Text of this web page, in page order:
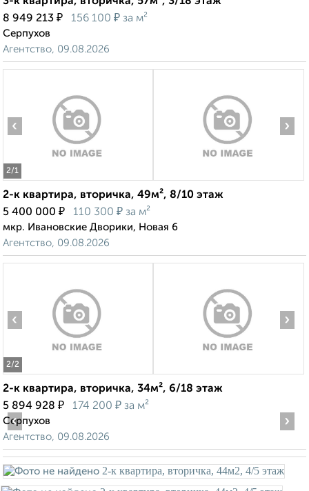
8 949 213 ₽ 156 100 ₽ за м²
Серпухов
Агентство, 09.08.2026
2/1
‹ ›
2-к квартира, вторичка, 49м², 8/10 этаж
5 400 000 ₽ 110 300 ₽ за м²
мкр. Ивановские Дворики, Новая 6
Агентство, 09.08.2026
2/2
‹ ›
2-к квартира, вторичка, 34м², 6/18 этаж
5 894 928 ₽ 174 200 ₽ за м²
Серпухов
Агентство, 09.08.2026
‹ ›